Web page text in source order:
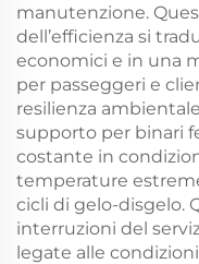
manutenzione.
dell’efficienza si
economici e in una
per passeggeri e
resilienza
supporto per binari
costante in
temperature
cicli di gelo-disgelo.
interruzioni del
legate alle